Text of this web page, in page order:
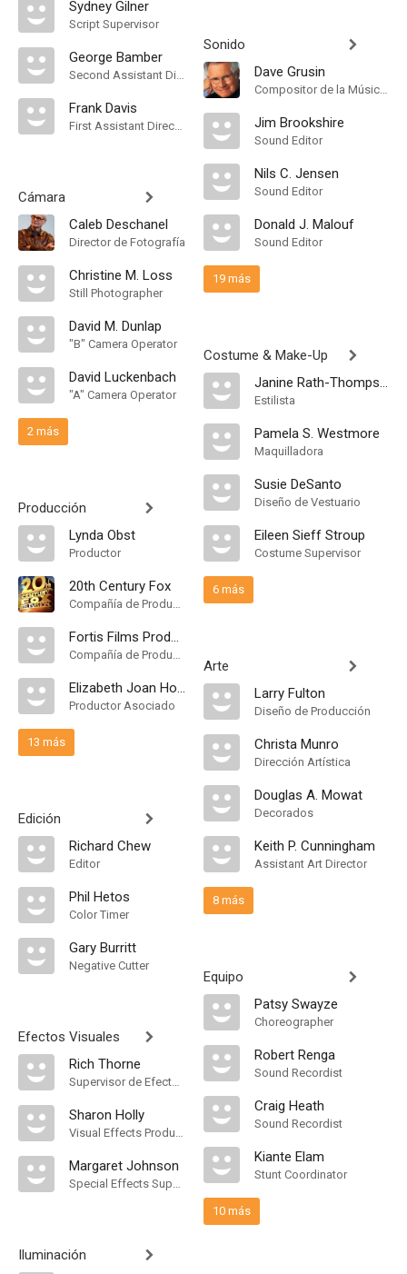
Sydney Gilner
Script Supervisor
George Bamber
Second Assistant Director
Frank Davis
First Assistant Director
Cámara
Caleb Deschanel
Director de Fotografía
Christine M. Loss
Still Photographer
David M. Dunlap
"B" Camera Operator
David Luckenbach
"A" Camera Operator
2 más
Producción
Lynda Obst
Productor
20th Century Fox
Compañía de Produccion
Fortis Films Production
Compañía de Produccion
Elizabeth Joan Hooper
Productor Asociado
13 más
Edición
Richard Chew
Editor
Phil Hetos
Color Timer
Gary Burritt
Negative Cutter
Efectos Visuales
Rich Thorne
Supervisor de Efectos Visuales
Sharon Holly
Visual Effects Producer
Margaret Johnson
Special Effects Supervisor
Iluminación
Sonido
Dave Grusin
Compositor de la Música Original
Jim Brookshire
Sound Editor
Nils C. Jensen
Sound Editor
Donald J. Malouf
Sound Editor
19 más
Costume & Make-Up
Janine Rath-Thompson
Estilista
Pamela S. Westmore
Maquilladora
Susie DeSanto
Diseño de Vestuario
Eileen Sieff Stroup
Costume Supervisor
6 más
Arte
Larry Fulton
Diseño de Producción
Christa Munro
Dirección Artística
Douglas A. Mowat
Decorados
Keith P. Cunningham
Assistant Art Director
8 más
Equipo
Patsy Swayze
Choreographer
Robert Renga
Sound Recordist
Craig Heath
Sound Recordist
Kiante Elam
Stunt Coordinator
10 más